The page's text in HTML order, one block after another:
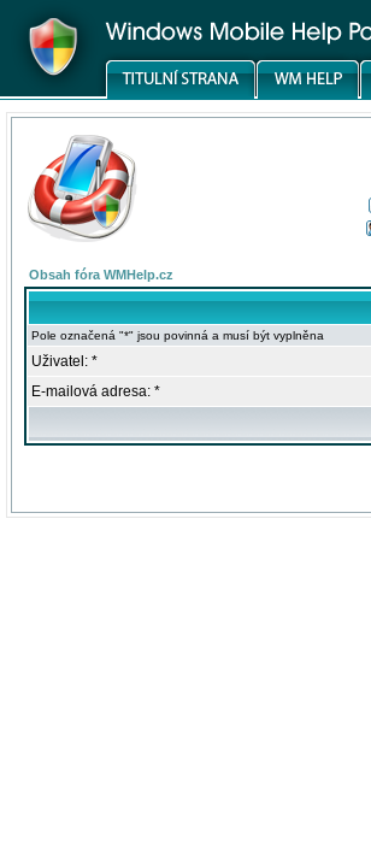
Obsah fóra WMHelp.cz
Pole označená "*" jsou povinná a musí být vyplněna
Uživatel: *
E-mailová adresa: *